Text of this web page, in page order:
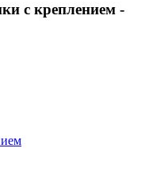
с креплением -